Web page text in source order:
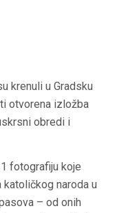
krenuli u Gradsku
otvorena izložba
obredi i
fotografiju koje
naroda u
– od onih